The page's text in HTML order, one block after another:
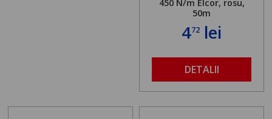
450 N/m Elcor, rosu,
50m
472 lei
DETALII